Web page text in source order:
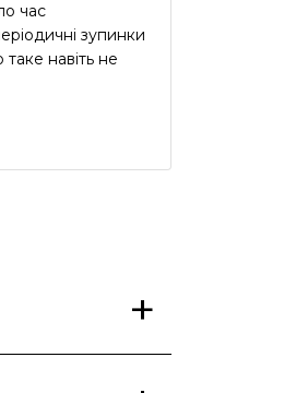
час
зупинки
навіть не